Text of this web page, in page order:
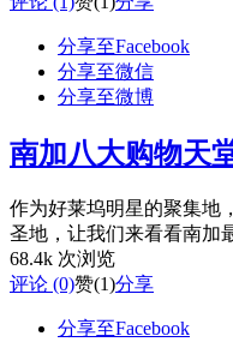
分享至Facebook
分享至微信
分享至微博
南加八大购物天
作为好莱坞明星的聚集地
圣地，让我们来看看南加
68.4k 次浏览
评论 (0)赞(1)分享
分享至Facebook